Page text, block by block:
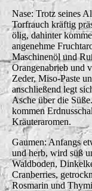
Nase: Trotz seines
Torfrauch kräftig
ölig, dahinter
angenehme
Maschinenöl und
Orangenabrieb und
Zeder, Miso-Paste
anschließend legt
Asche über die
kommen
Kräuteraromen.
Gaumen: Anfangs
und herb, wird süß
Waldboden,
Cranberries,
Rosmarin und